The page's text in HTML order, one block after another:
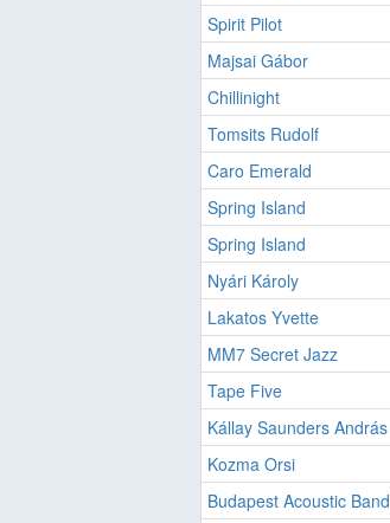
Spirit Pilot
Majsai Gábor
Chillinight
Tomsits Rudolf
Caro Emerald
Spring Island
Spring Island
Nyári Károly
Lakatos Yvette
MM7 Secret Jazz
Tape Five
Kállay Saunders András
Kozma Orsi
Budapest Acoustic Band